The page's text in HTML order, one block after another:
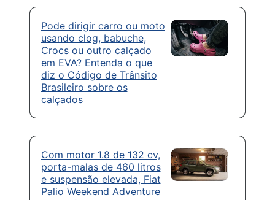
Pode dirigir carro ou moto
usando clog, babuche,
Crocs ou outro calçado
em EVA? Entenda o que
diz o Código de Trânsito
Brasileiro sobre os
calçados
Com motor 1.8 de 132 cv,
porta-malas de 460 litros
e suspensão elevada, Fiat
Palio Weekend Adventure